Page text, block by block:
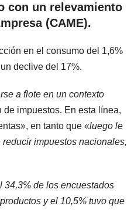
con un relevamiento
(CAME).
en el consumo del 1,6%
declive del 17%.
a flote en un contexto
impuestos. En esta línea,
en tanto que «luego le
impuestos nacionales,
34,3% de los encuestados
y el 10,5% tuvo que